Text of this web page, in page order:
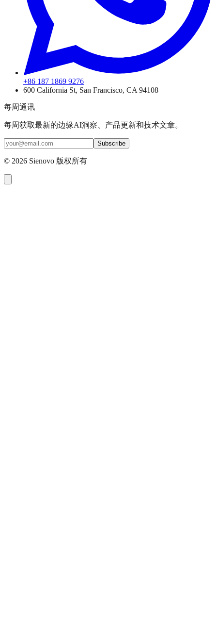
+86 187 1869 9276
600 California St, San Francisco, CA 94108
每周通讯
每周获取最新的边缘AI洞察、产品更新和技术文章。
Subscribe
© 2026 Sienovo 版权所有